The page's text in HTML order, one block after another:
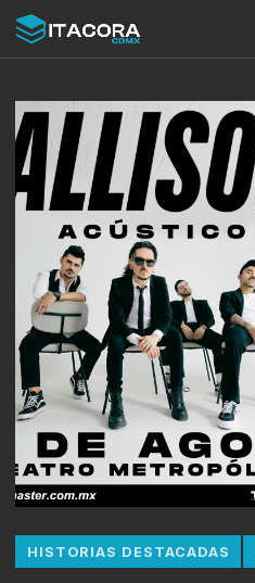
HISTORIAS DESTACADAS